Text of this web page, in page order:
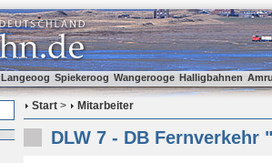
Langeoog Spiekeroog Wangerooge Halligbahnen
Start > Mitarbeiter
DLW 7 - DB Fernverkehr